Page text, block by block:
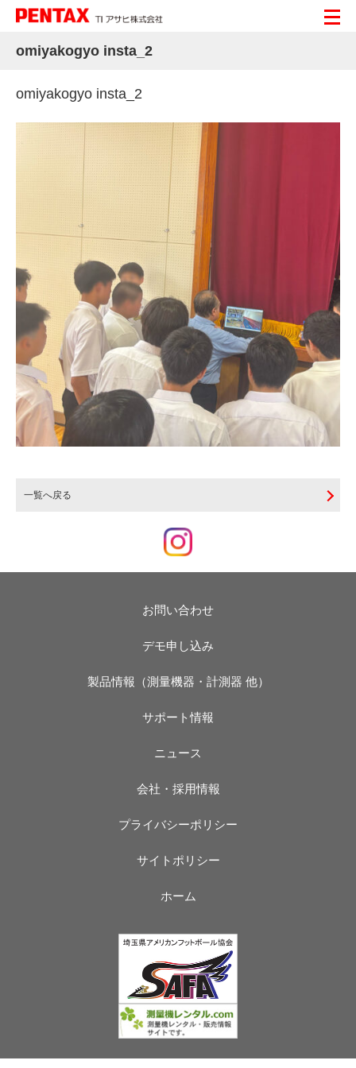
omiyakogyo insta_2
omiyakogyo insta_2
一覧へ戻る
お問い合わせ
デモ申し込み
製品情報（測量機器・計測器 他）
サポート情報
ニュース
会社・採用情報
プライバシーポリシー
サイトポリシー
ホーム